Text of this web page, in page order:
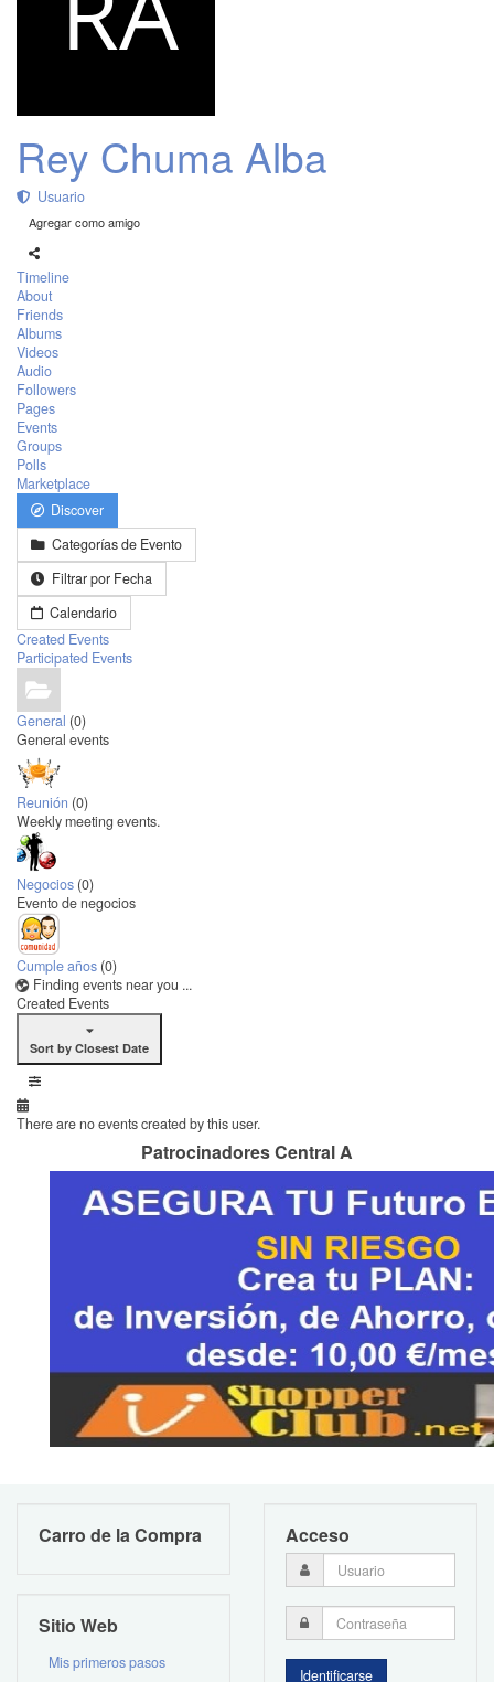
Rey Chuma Alba
Usuario
Agregar como amigo
Timeline
About
Friends
Albums
Videos
Audio
Followers
Pages
Events
Groups
Polls
Marketplace
Discover
Categorías de Evento
Filtrar por Fecha
Calendario
Created Events
Participated Events
General (0)
General events
Reunión (0)
Weekly meeting events.
Negocios (0)
Evento de negocios
Cumple años (0)
Finding events near you ...
Created Events
Sort by Closest Date
There are no events created by this user.
Patrocinadores Central A
Carro de la Compra
Sitio Web
Mis primeros pasos
Acceso